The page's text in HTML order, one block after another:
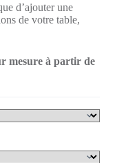
d’ajouter une
de votre table,
mesure à partir de